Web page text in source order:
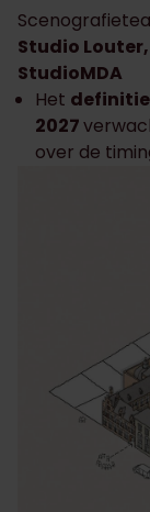
Studio
StudioMDA
Het
2027
over de